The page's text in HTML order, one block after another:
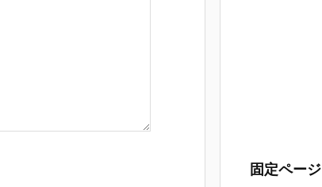
固定ページ